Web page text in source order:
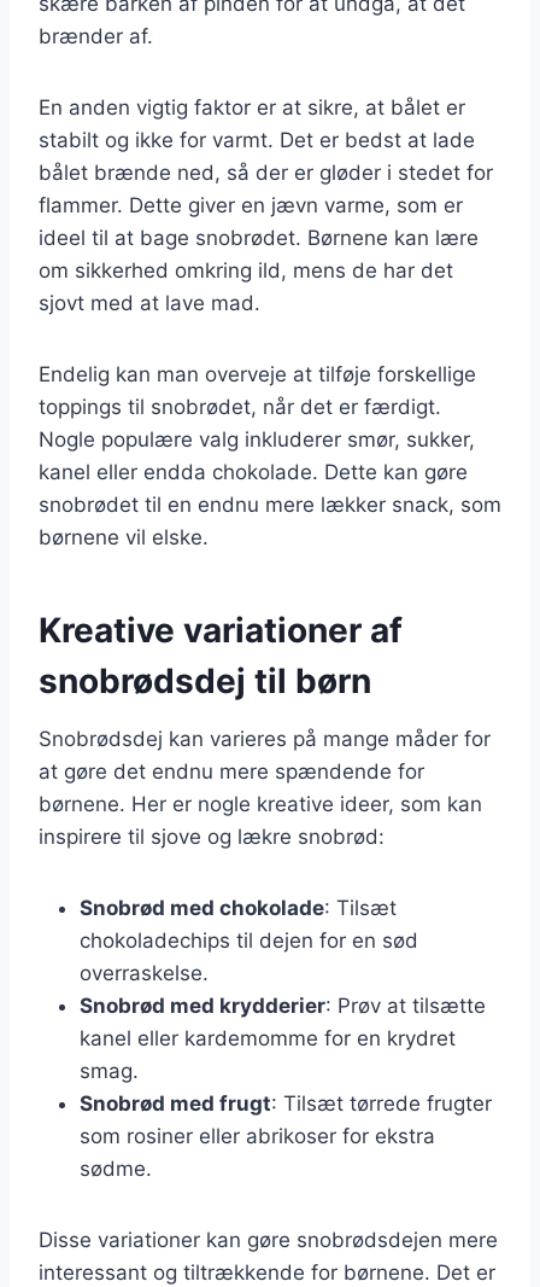
brænder af.
En anden vigtig faktor er at sikre, at bålet er
stabilt og ikke for varmt. Det er bedst at lade
bålet brænde ned, så der er gløder i stedet for
flammer. Dette giver en jævn varme, som er
ideel til at bage snobrødet. Børnene kan lære
om sikkerhed omkring ild, mens de har det
sjovt med at lave mad.
Endelig kan man overveje at tilføje forskellige
toppings til snobrødet, når det er færdigt.
Nogle populære valg inkluderer smør, sukker,
kanel eller endda chokolade. Dette kan gøre
snobrødet til en endnu mere lækker snack, som
børnene vil elske.
Kreative variationer af
snobrødsdej til børn
Snobrødsdej kan varieres på mange måder for
at gøre det endnu mere spændende for
børnene. Her er nogle kreative ideer, som kan
inspirere til sjove og lækre snobrød:
Snobrød med chokolade: Tilsæt
chokoladechips til dejen for en sød
overraskelse.
Snobrød med krydderier: Prøv at tilsætte
kanel eller kardemomme for en krydret
smag.
Snobrød med frugt: Tilsæt tørrede frugter
som rosiner eller abrikoser for ekstra
sødme.
Disse variationer kan gøre snobrødsdejen mere
interessant og tiltrækkende for børnene. Det er